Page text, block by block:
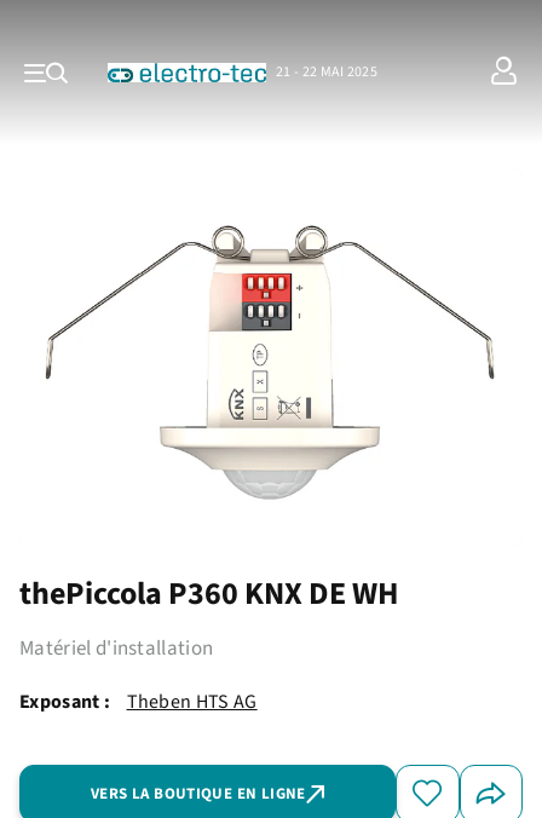
21 - 22 MAI 2025
thePiccola P360 KNX DE WH
Matériel d'installation
Exposant : Theben HTS AG
VERS LA BOUTIQUE EN LIGNE